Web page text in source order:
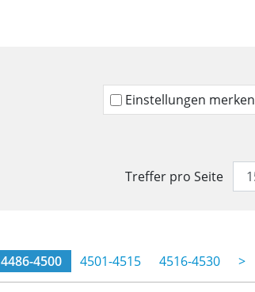
Einstellungen merken
Treffer pro Seite
(momentane Seite)
4486-4500 4501-4515 4516-4530 >